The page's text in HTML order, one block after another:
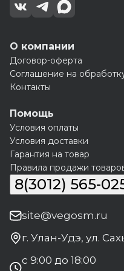
О компании
Договор-оферта
Соглашение на
Контакты
Помощь
Условия оплаты
Условия доставки
Гарантия на товар
Правила продажи
8(3012) 565-
site@vegosm.ru
г. Улан-Удэ, ул.
с 9:00 до 18:00